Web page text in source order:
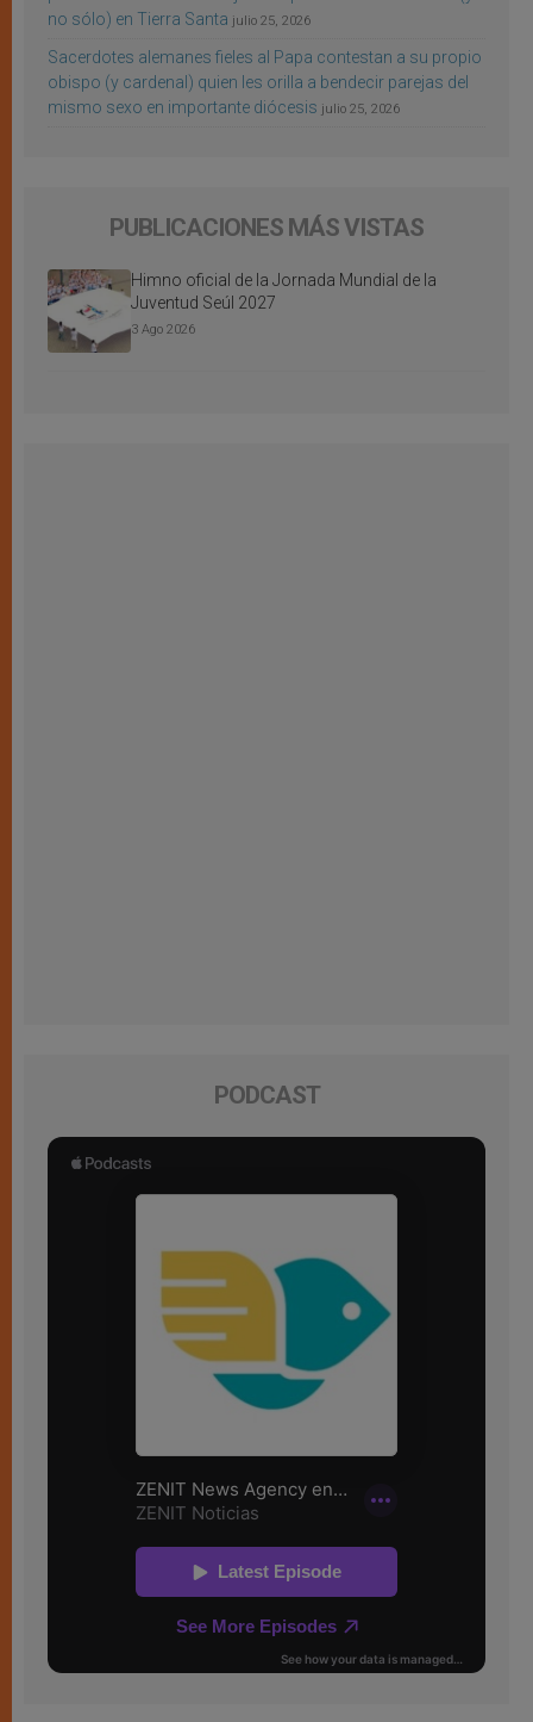
no sólo) en Tierra Santa julio 25, 2026
Sacerdotes alemanes fieles al Papa contestan a su propio
obispo (y cardenal) quien les orilla a bendecir parejas del
mismo sexo en importante diócesis julio 25, 2026
PUBLICACIONES MÁS VISTAS
Himno oficial de la Jornada Mundial de la
Juventud Seúl 2027
3 Ago 2026
PODCAST